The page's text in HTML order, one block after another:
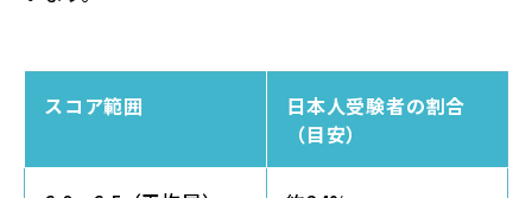
スコア範囲
日本人受験者の割合
（目安）